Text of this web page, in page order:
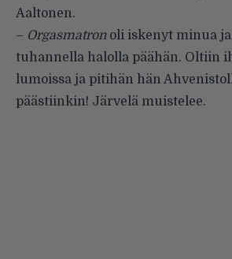
Aaltonen.
– Orgasmatronoli iskenyt minua
tuhannella halolla päähän. Oltiin
lumoissa ja pitihän hän
päästiinkin! Järvelä muistelee.